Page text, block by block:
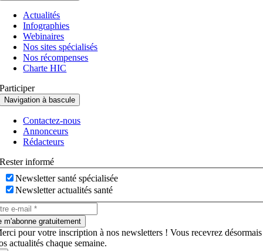
Actualités
Infographies
Webinaires
Nos sites spécialisés
Nos récompenses
Charte HIC
Participer
Navigation à bascule
Contactez-nous
Annonceurs
Rédacteurs
Rester informé
Newsletter santé spécialisée
Newsletter actualités santé
m'abonne gratuitement
pour votre inscription à nos newsletters ! Vous recevrez désormais
actualités chaque semaine.